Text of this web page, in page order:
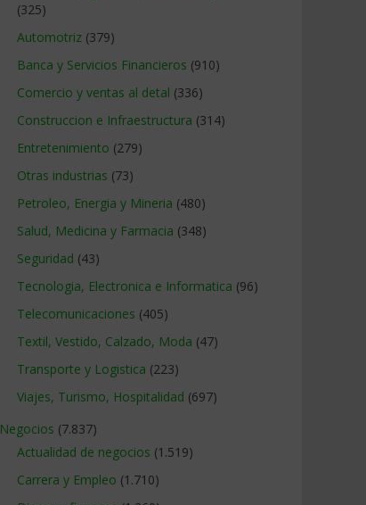
(325)
Automotriz (379)
Banca y Servicios Financieros (910)
Comercio y ventas al detal (336)
Construccion e Infraestructura (314)
Entretenimiento (279)
Otras industrias (73)
Petroleo, Energia y Mineria (480)
Salud, Medicina y Farmacia (348)
Seguridad (43)
Tecnologia, Electronica e Informatica (96)
Telecomunicaciones (405)
Textil, Vestido, Calzado, Moda (47)
Transporte y Logistica (223)
Viajes, Turismo, Hospitalidad (697)
Negocios (7.837)
Actualidad de negocios (1.519)
Carrera y Empleo (1.710)